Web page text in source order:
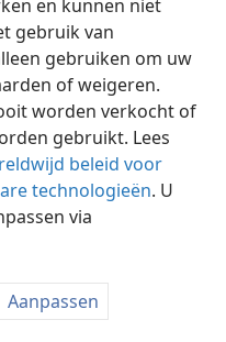
en kunnen niet
gebruik van
gebruiken om uw
of weigeren.
worden verkocht of
gebruikt. Lees
beleid voor
technologieën. U
via
Aanpassen
Tract Society of Pennsylvania
Inloggen